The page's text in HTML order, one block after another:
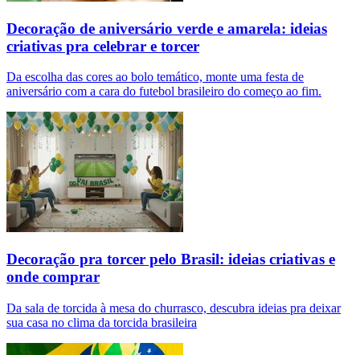
Decoração de aniversário verde e amarela: ideias
criativas pra celebrar e torcer
Da escolha das cores ao bolo temático, monte uma festa de
aniversário com a cara do futebol brasileiro do começo ao fim.
Decoração pra torcer pelo Brasil: ideias criativas e
onde comprar
Da sala de torcida à mesa do churrasco, descubra ideias pra deixar
sua casa no clima da torcida brasileira